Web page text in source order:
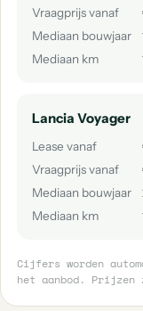
Vraagprijs vanaf
Mediaan bouwjaar
Mediaan km
Lancia Voyager
Lease vanaf
Vraagprijs vanaf
Mediaan bouwjaar
Mediaan km
Cijfers worden
het aanbod.